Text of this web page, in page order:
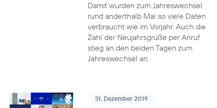
Damit wurden zum Jahreswechsel
rund anderthalb Mal so viele Daten
verbraucht wie im Vorjahr. Auch die
Zahl der Neujahrsgrüße per Anruf
stieg an den beiden Tagen zum
Jahreswechsel an.
31. Dezember 2019